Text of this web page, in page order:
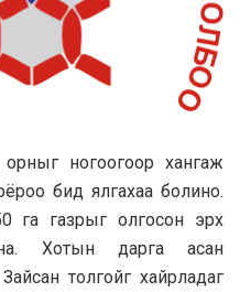
ногоогоор хангаж
бид ялгахаа болино.
га газрыг олгосон эрх
Хотын дарга асан
толгойг хайрладаг